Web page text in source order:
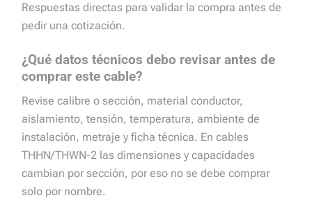
Respuestas directas para validar la compra antes de
pedir una cotización.
¿Qué datos técnicos debo revisar antes de
comprar este cable?
Revise calibre o sección, material conductor,
aislamiento, tensión, temperatura, ambiente de
instalación, metraje y ficha técnica. En cables
THHN/THWN-2 las dimensiones y capacidades
cambian por sección, por eso no se debe comprar
solo por nombre.